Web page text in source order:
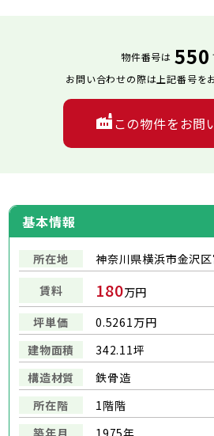
基本情報
所在地
神奈川県横浜市金沢
賃料
180万円
坪単価
0.5261万円
建物面積
342.11坪
構造材質
鉄骨造
所在階
1階階
築年月
1975年
物件番号は 550
お問い合わせの際は上記番号を
この物件をお問